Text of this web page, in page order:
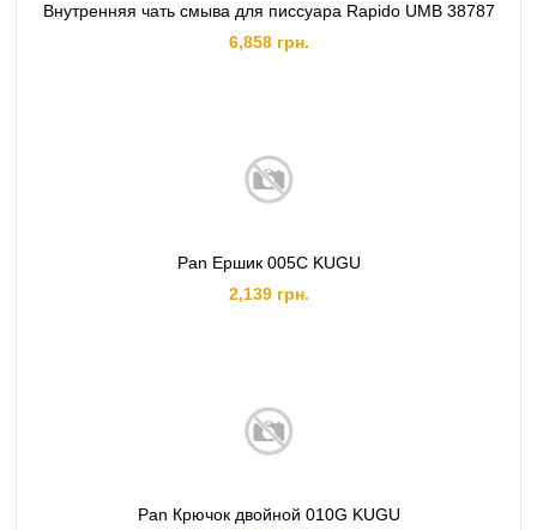
Внутренняя чать смыва для писсуара Rapido UMB 38787
6,858 грн.
Pan Ершик 005C KUGU
2,139 грн.
Pan Крючок двойной 010G KUGU